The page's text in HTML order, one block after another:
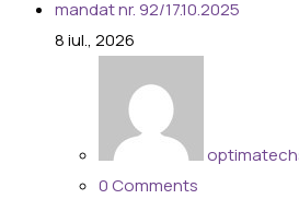
8iul., 2026
0 Comments